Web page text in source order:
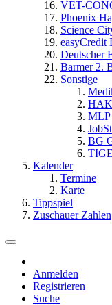
VET-
Phoenix
Science
easyCredit
Deutscher
Barmer 2.
Sonstige
MLP
BG
Kalender
Termine
Karte
Tippspiel
Zuschauer Zahlen
Anmelden
Registrieren
Suche